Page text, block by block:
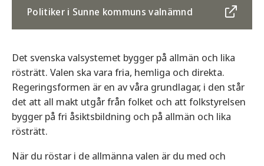
Politiker i Sunne kommuns valnämnd
Det svenska valsystemet bygger på allmän och lika
rösträtt. Valen ska vara fria, hemliga och direkta.
Regeringsformen är en av våra grundlagar, i den står
det att all makt utgår från folket och att folkstyrelsen
bygger på fri åsiktsbildning och på allmän och lika
rösträtt.
När du röstar i de allmänna valen är du med och